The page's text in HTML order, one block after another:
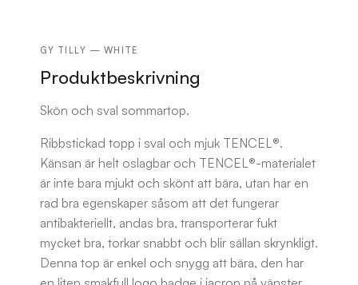
GY TILLY — WHITE
Produktbeskrivning
Skön och sval sommartop.
Ribbstickad topp i sval och mjuk TENCEL®.
Känsan är helt oslagbar och TENCEL®-materialet
är inte bara mjukt och skönt att bära, utan har en
rad bra egenskaper såsom att det fungerar
antibakteriellt, andas bra, transporterar fukt
mycket bra, torkar snabbt och blir sällan skrynkligt.
Denna top är enkel och snygg att bära, den har